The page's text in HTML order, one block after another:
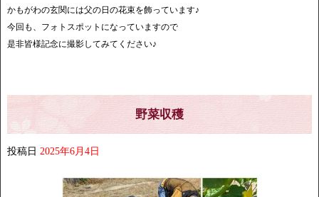
かもがわの玄関には父の日の花束を飾っています♪
今回も、フォトスポットになっていますので
是非皆様記念に撮影してみてください♪
野菜収穫
投稿日 2025年6月4日